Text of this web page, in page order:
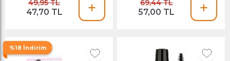
49,95 TL
47,70 TL
69,44 TL
57,00 TL
%18 İndirim